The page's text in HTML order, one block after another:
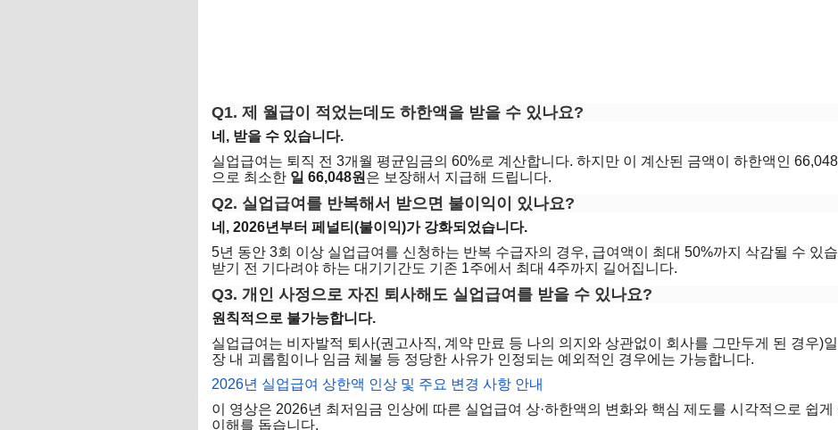
Q1. 제 월급이 적었는데도 하한액을 받을 수 있나요?
네, 받을 수 있습니다.
실업급여는 퇴직 전 3개월 평균임금의 60%로 계산합니다. 하지만 이 계산된 금액이 하한액인
으로 최소한 일 66,048원 은 보장해서 지급해 드립니다.
Q2. 실업급여를 반복해서 받으면 불이익이 있나요?
네, 2026년부터 페널티(불이익)가 강화되었습니다.
5년 동안 3회 이상 실업급여를 신청하는 반복 수급자의 경우, 급여액이 최대 50%까지 삭감될 수 있
받기 전 기다려야 하는 대기기간도 기존 1주에서 최대 4주까지 길어집니다.
Q3. 개인 사정으로 자진 퇴사해도 실업급여를 받을 수 있나요?
원칙적으로 불가능합니다.
실업급여는 비자발적 퇴사(권고사직, 계약 만료 등 나의 의지와 상관없이 회사를 그만두게 된 경우)
장 내 괴롭힘이나 임금 체불 등 정당한 사유가 인정되는 예외적인 경우에는 가능합니다.
2026년 실업급여 상한액 인상 및 주요 변경 사항 안내
이 영상은 2026년 최저임금 인상에 따른 실업급여 상·하한액의 변화와 핵심 제도를 시각적으로 쉽
이해를 돕습니다.